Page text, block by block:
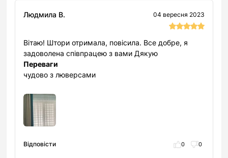
Людмила В. 04 вересня 2023
Вітаю! Штори отримала, повісила. Все добре, я
задоволена співпрацею з вами Дякую
Переваги
чудово з люверсами
Відповісти 0 0